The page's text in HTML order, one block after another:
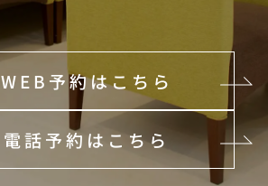
WEB予約はこちら
電話予約はこちら